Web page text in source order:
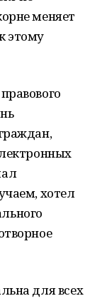
меняет
этому
хотел
для всех